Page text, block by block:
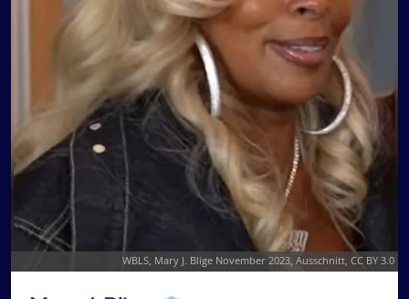
WBLS, Mary J. Blige November 2023, Ausschnitt, CC BY 3.0